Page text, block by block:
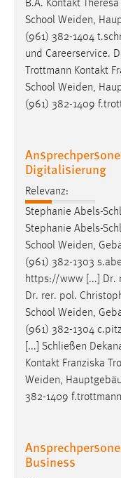
B.A. Kontakt
School Weiden,
(961) 382-1404
und Careerservice.
Trottmann Kontakt
School Weiden,
(961) 382-1409
Digitalisierung
Relevanz:
Stephanie Abels-
Stephanie Abels-
School Weiden,
(961) 382-1303
https://www [...] Dr.
Dr. rer. pol.
School Weiden,
(961) 382-1304
[...] Schließen
Kontakt Franziska
Weiden,
382-1409
Business
Diese
unsere Besucher
Matomo
Name:
Cookie Laufzeit:
Max. 13 Monate
MARKETING
Marketing
verwendet, um
Sie tun dies,
hinweg verfolgen.
Google Ads
Name:
_gcl_au
Zweck:
Conversion-